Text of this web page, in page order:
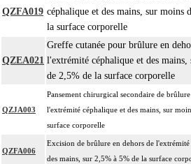
QZFA019 céphalique et des mains, sur moins
la surface corporelle
QZEA021
Greffe cutanée pour brûlure en
l'extrémité céphalique et des mains,
de 2,5% de la surface corporelle
QZJA003
Pansement chirurgical secondaire de
l'extrémité céphalique et des mains, sur
surface corporelle
QZFA006
Excision de brûlure en dehors de l'extrémité
des mains, sur 2,5% à 5% de la surface